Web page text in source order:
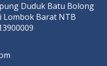
Duduk Batu Bolong
Lombok Barat NTB